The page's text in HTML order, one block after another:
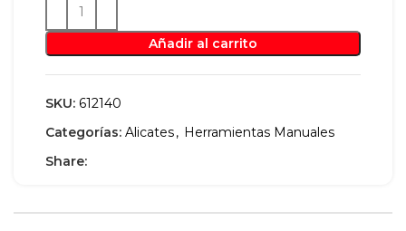
Añadir al carrito
SKU: 612140
Categorías: Alicates, Herramientas Manuales
Share: